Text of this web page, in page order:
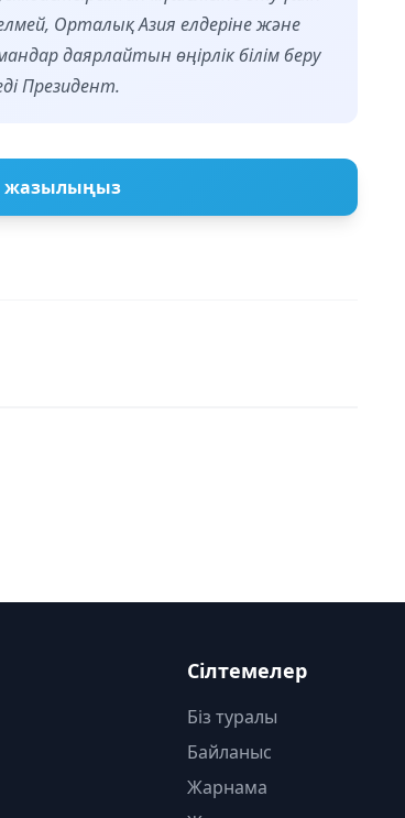
Орталық Азия елдеріне және
даярлайтын өңірлік білім беру
Президент.
жазылыңыз
Сілтемелер
Біз туралы
Байланыс
Жарнама